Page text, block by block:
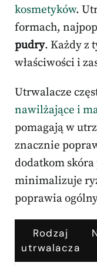
kosmetyków.
formach,
pudry. Każdy z
właściwości i
Utrwalacze
nawilżające i
pomagają w
znacznie
dodatkom
minimalizuje
poprawia
Rodzaj
utrwalacza